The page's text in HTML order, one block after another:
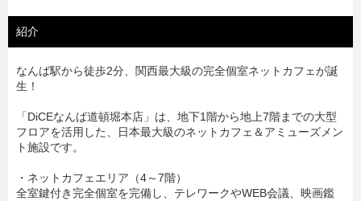
紹介
なんば駅から徒歩2分、関西最大級の完全個室ネットカフェが誕
生！
「DiCEなんば道頓堀本店」は、地下1階から地上7階までの大型
フロアを活用した、日本最大級のネットカフェ＆アミューズメン
ト施設です。
・ネットカフェエリア（4～7階）
全室鍵付き完全個室を完備し、テレワークやWEB会議、映画鑑